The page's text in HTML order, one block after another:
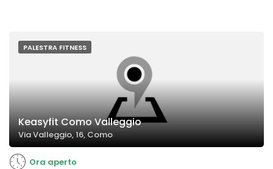
PALESTRA FITNESS
Keasyfit Como Valleggio
Via Valleggio, 16, Como
Ora aperto